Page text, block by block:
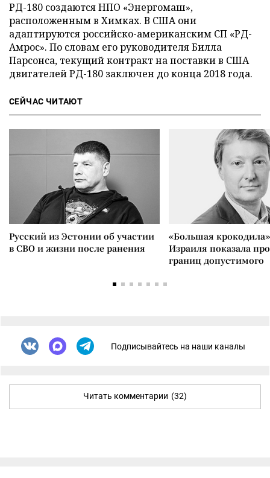
РД-180 создаются НПО «Энергомаш»,
расположенным в Химках. В США они
адаптируются российско-американским СП «РД-
Амрос». По словам его руководителя Билла
Парсонса, текущий контракт на поставки в США
двигателей РД-180 заключен до конца 2018 года.
СЕЙЧАС ЧИТАЮТ
Русский из Эстонии об участии
в СВО и жизни после ранения
«Большая
Израиля показала
границ допустимого
Подписывайтесь на наши каналы
Читать комментарии (32)